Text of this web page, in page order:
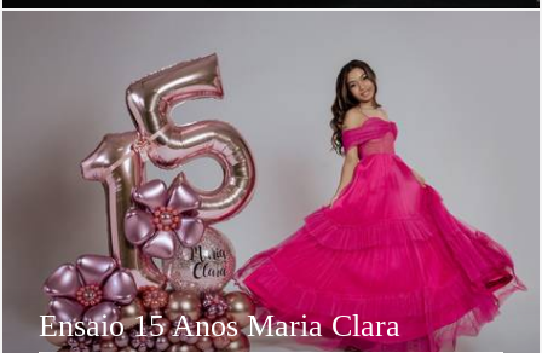
Ensaio 15 Anos Maria Clara